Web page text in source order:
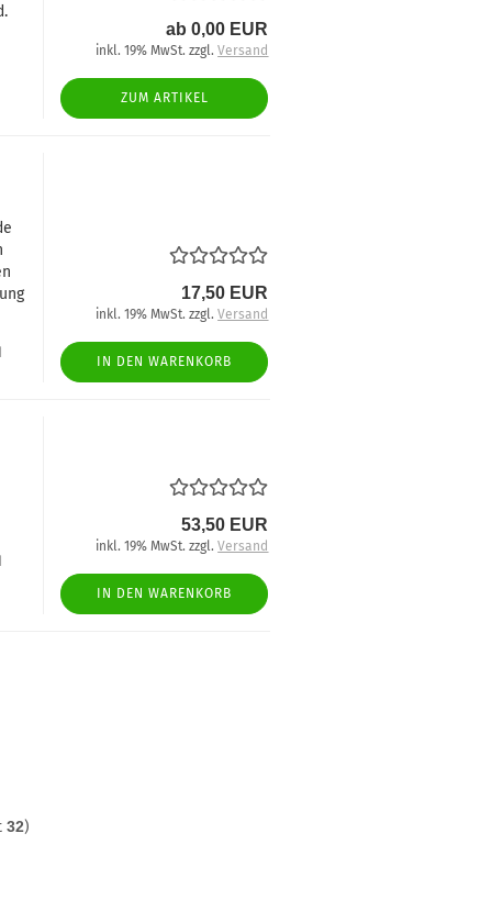
ab 0,00 EUR
inkl. 19% MwSt. zzgl.Versand
ZUM ARTIKEL
17,50 EUR
inkl. 19% MwSt. zzgl.Versand
IN DEN WARENKORB
53,50 EUR
inkl. 19% MwSt. zzgl.Versand
IN DEN WARENKORB
32)